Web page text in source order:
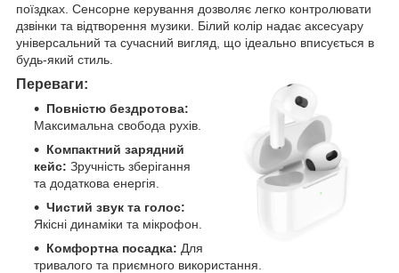
поїздках. Сенсорне керування дозволяє легко контролювати
дзвінки та відтворення музики. Білий колір надає аксесуару
універсальний та сучасний вигляд, що ідеально вписується в
будь-який стиль.
Переваги:
Повністю бездротова:
Максимальна свобода рухів.
Компактний зарядний
кейс: Зручність зберігання
та додаткова енергія.
Чистий звук та голос:
Якісні динаміки та мікрофон.
Комфортна посадка: Для
тривалого та приємного використання.